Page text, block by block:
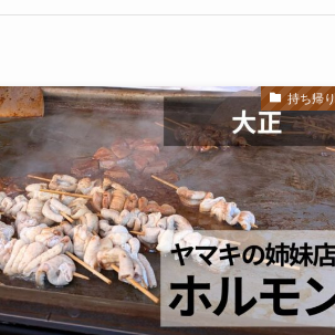
持ち帰り